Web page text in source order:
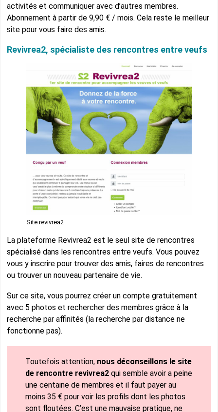
activités et communiquer avec d’autres membres.
Abonnement à partir de 9,90 € / mois. Cela reste le meilleur
site pour vous faire des amis.
Revivrea2, spécialiste des rencontres entre veufs
Site revivrea2
La plateforme Revivrea2 est le seul site de rencontres
spécialisé dans les rencontres entre veufs. Vous pouvez
vous y inscrire pour trouver des amis, faires de rencontres
ou trouver un nouveau partenaire de vie.
Sur ce site, vous pourrez créer un compte gratuitement
avec 5 photos et rechercher des membres grâce à la
recherche par affinités (la recherche par distance ne
fonctionne pas).
Toutefois attention, nous déconseillons le site
de rencontre revivrea2 qui semble avoir a peine
une centaine de membres et il faut payer au
moins 35 € pour voir les profils dont les photos
sont floutées. C’est une mauvaise pratique, ne